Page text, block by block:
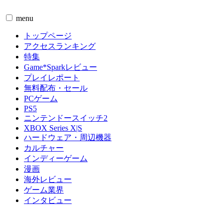
menu
トップページ
アクセスランキング
特集
Game*Sparkレビュー
プレイレポート
無料配布・セール
PCゲーム
PS5
ニンテンドースイッチ2
XBOX Series X|S
ハードウェア・周辺機器
カルチャー
インディーゲーム
漫画
海外レビュー
ゲーム業界
インタビュー